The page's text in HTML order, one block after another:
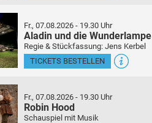
Fr., 07.08.2026 - 19.30 Uhr
Aladin und die Wunderlampe
Regie & Stückfassung: Jens Kerbel
TICKETS BESTELLEN
Fr., 07.08.2026 - 19.30 Uhr
Robin Hood
Schauspiel mit Musik